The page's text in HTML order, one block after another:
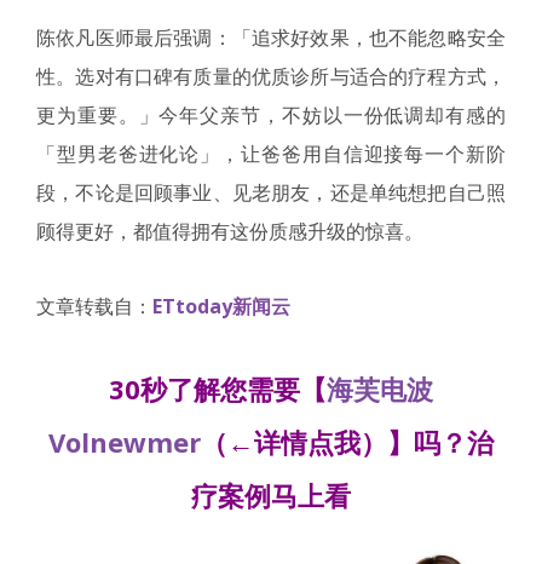
陈依凡医师最后强调：「追求好效果，也不能忽略安全
性。选对有口碑有质量的优质诊所与适合的疗程方式，
更为重要。」今年父亲节，不妨以一份低调却有感的
「型男老爸进化论」，让爸爸用自信迎接每一个新阶
段，不论是回顾事业、见老朋友，还是单纯想把自己照
顾得更好，都值得拥有这份质感升级的惊喜。
文章转载自： ETtoday新闻云
30秒了解您需要【海芙电波
Volnewmer （←详情点我）】吗？治
疗案例马上看